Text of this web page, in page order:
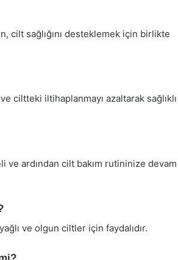
cilt sağlığını desteklemek için birlikte
ciltteki iltihaplanmayı azaltarak sağlıklı
ardından cilt bakım rutininize devam
ve olgun ciltler için faydalıdır.